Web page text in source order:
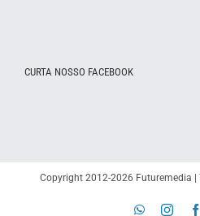
CURTA NOSSO FACEBOOK
Copyright 2012-2026 Futuremedia |
WhatsApp